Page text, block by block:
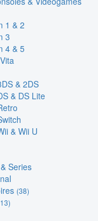
1 & 2
3
4 & 5
& 2DS
& DS Lite
& Wii U
Series
(38)